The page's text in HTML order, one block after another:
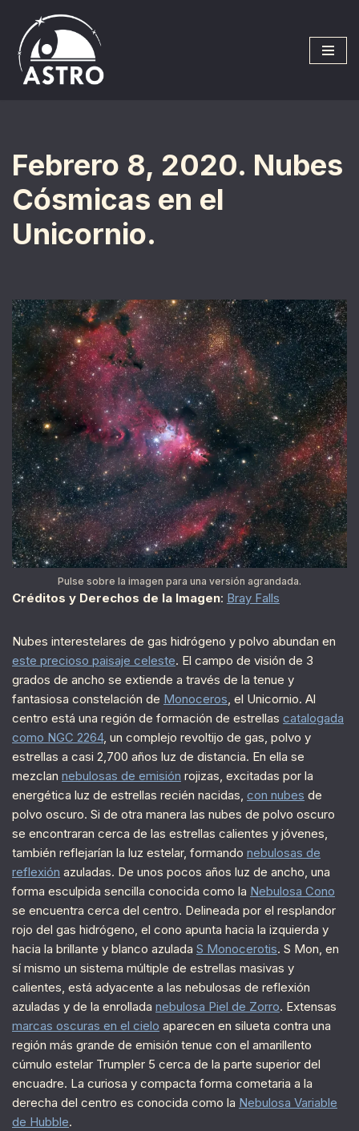
Saltar
al
contenido
Febrero 8, 2020. Nubes
Cósmicas en el
Unicornio.
Pulse sobre la imagen para una versión agrandada.
Créditos y Derechos de la Imagen: Bray Falls
Nubes interestelares de gas hidrógeno y polvo abundan en
este precioso paisaje celeste. El campo de visión de 3
grados de ancho se extiende a través de la tenue y
fantasiosa constelación de Monoceros , el Unicornio. Al
centro está una región de formación de estrellas catalogada
como NGC 2264, un complejo revoltijo de gas, polvo y
estrellas a casi 2,700 años luz de distancia. En ella se
mezclan nebulosas de emisión rojizas, excitadas por la
energética luz de estrellas recién nacidas, con nubes de
polvo oscuro. Si de otra manera las nubes de polvo oscuro
se encontraran cerca de las estrellas calientes y jóvenes,
también reflejarían la luz estelar, formando nebulosas de
reflexión azuladas. De unos pocos años luz de ancho, una
forma esculpida sencilla conocida como la Nebulosa Cono
se encuentra cerca del centro. Delineada por el resplandor
rojo del gas hidrógeno, el cono apunta hacia la izquierda y
hacia la brillante y blanco azulada S Monocerotis. S Mon, en
sí mismo un sistema múltiple de estrellas masivas y
calientes, está adyacente a las nebulosas de reflexión
azuladas y de la enrollada nebulosa Piel de Zorro. Extensas
marcas oscuras en el cielo aparecen en silueta contra una
región más grande de emisión tenue con el amarillento
cúmulo estelar Trumpler 5 cerca de la parte superior del
encuadre. La curiosa y compacta forma cometaria a la
derecha del centro es conocida como la Nebulosa Variable
de Hubble.